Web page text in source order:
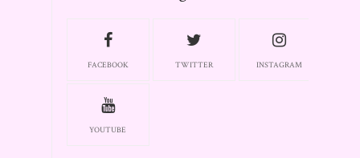
FACEBOOK TWITTER INSTAGRAM
YOUTUBE